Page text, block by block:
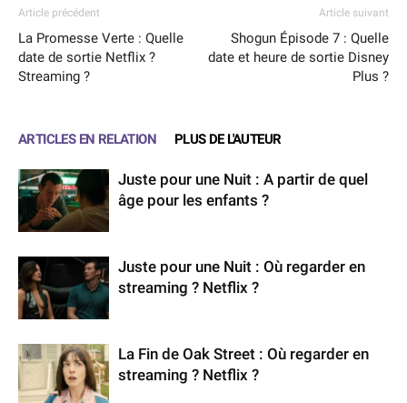
Article précédent
La Promesse Verte : Quelle
date de sortie Netflix ?
Streaming ?
Article suivant
Shogun Épisode 7 : Quelle
date et heure de sortie Disney
Plus ?
ARTICLES EN RELATION PLUS DE L'AUTEUR
Juste pour une Nuit : A partir de quel
âge pour les enfants ?
Juste pour une Nuit : Où regarder en
streaming ? Netflix ?
La Fin de Oak Street : Où regarder en
streaming ? Netflix ?